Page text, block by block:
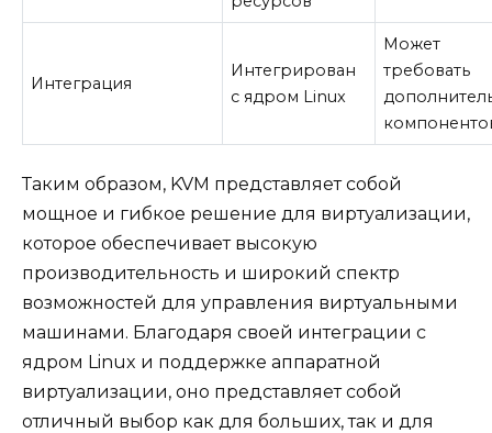
Интеграция
Интегрирован
с ядром Linux
Может
требовать
Таким образом, KVM представляет собой
мощное и гибкое решение для виртуализации,
которое обеспечивает высокую
производительность и широкий спектр
возможностей для управления виртуальными
машинами. Благодаря своей интеграции с
ядром Linux и поддержке аппаратной
виртуализации, оно представляет собой
отличный выбор как для больших, так и для